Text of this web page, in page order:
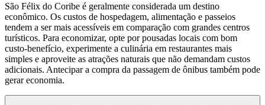
São Félix do Coribe é geralmente considerada um destino
econômico. Os custos de hospedagem, alimentação e passeios
tendem a ser mais acessíveis em comparação com grandes centros
turísticos. Para economizar, opte por pousadas locais com bom
custo-benefício, experimente a culinária em restaurantes mais
simples e aproveite as atrações naturais que não demandam custos
adicionais. Antecipar a compra da passagem de ônibus também pode
gerar economia.